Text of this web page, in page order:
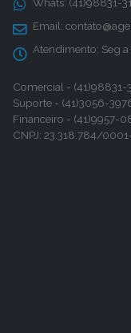
Email:
Atendimento: Seg
Comercial - (41)98831-
Suporte - (41)3056-
Financeiro - (41)9957-
CNPJ: 23.318.784/